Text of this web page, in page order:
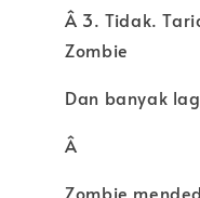
Â 3. Tidak.
Zombie
Dan banyak
Â
Zombie